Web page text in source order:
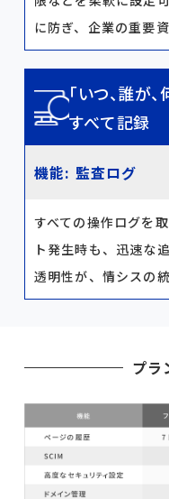
に防ぎ、企業の重要
「いつ、誰が
すべて記録
機能: 監査ログ
すべての操作ログを
ト発生時も、迅速な
透明性が、情シスの
プラ